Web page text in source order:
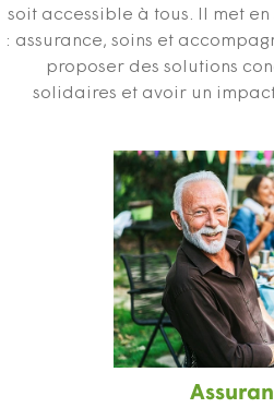
soit accessible à tous. Il met en
: assurance, soins et
proposer des solutions
solidaires et avoir un